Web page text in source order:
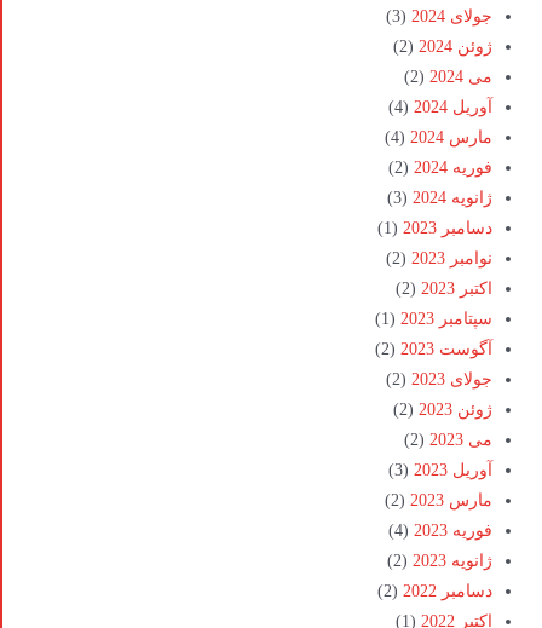
جولای 2024
(3)
ژوئن 2024
(2)
می 2024
(2)
آوریل 2024
(4)
مارس 2024
(4)
فوریه 2024
(2)
ژانویه 2024
(3)
دسامبر 2023
(1)
نوامبر 2023
(2)
اکتبر 2023
(2)
سپتامبر 2023
(1)
آگوست 2023
(2)
جولای 2023
(2)
ژوئن 2023
(2)
می 2023
(2)
آوریل 2023
(3)
مارس 2023
(2)
فوریه 2023
(4)
ژانویه 2023
(2)
دسامبر 2022
(2)
اکتبر 2022
(1)